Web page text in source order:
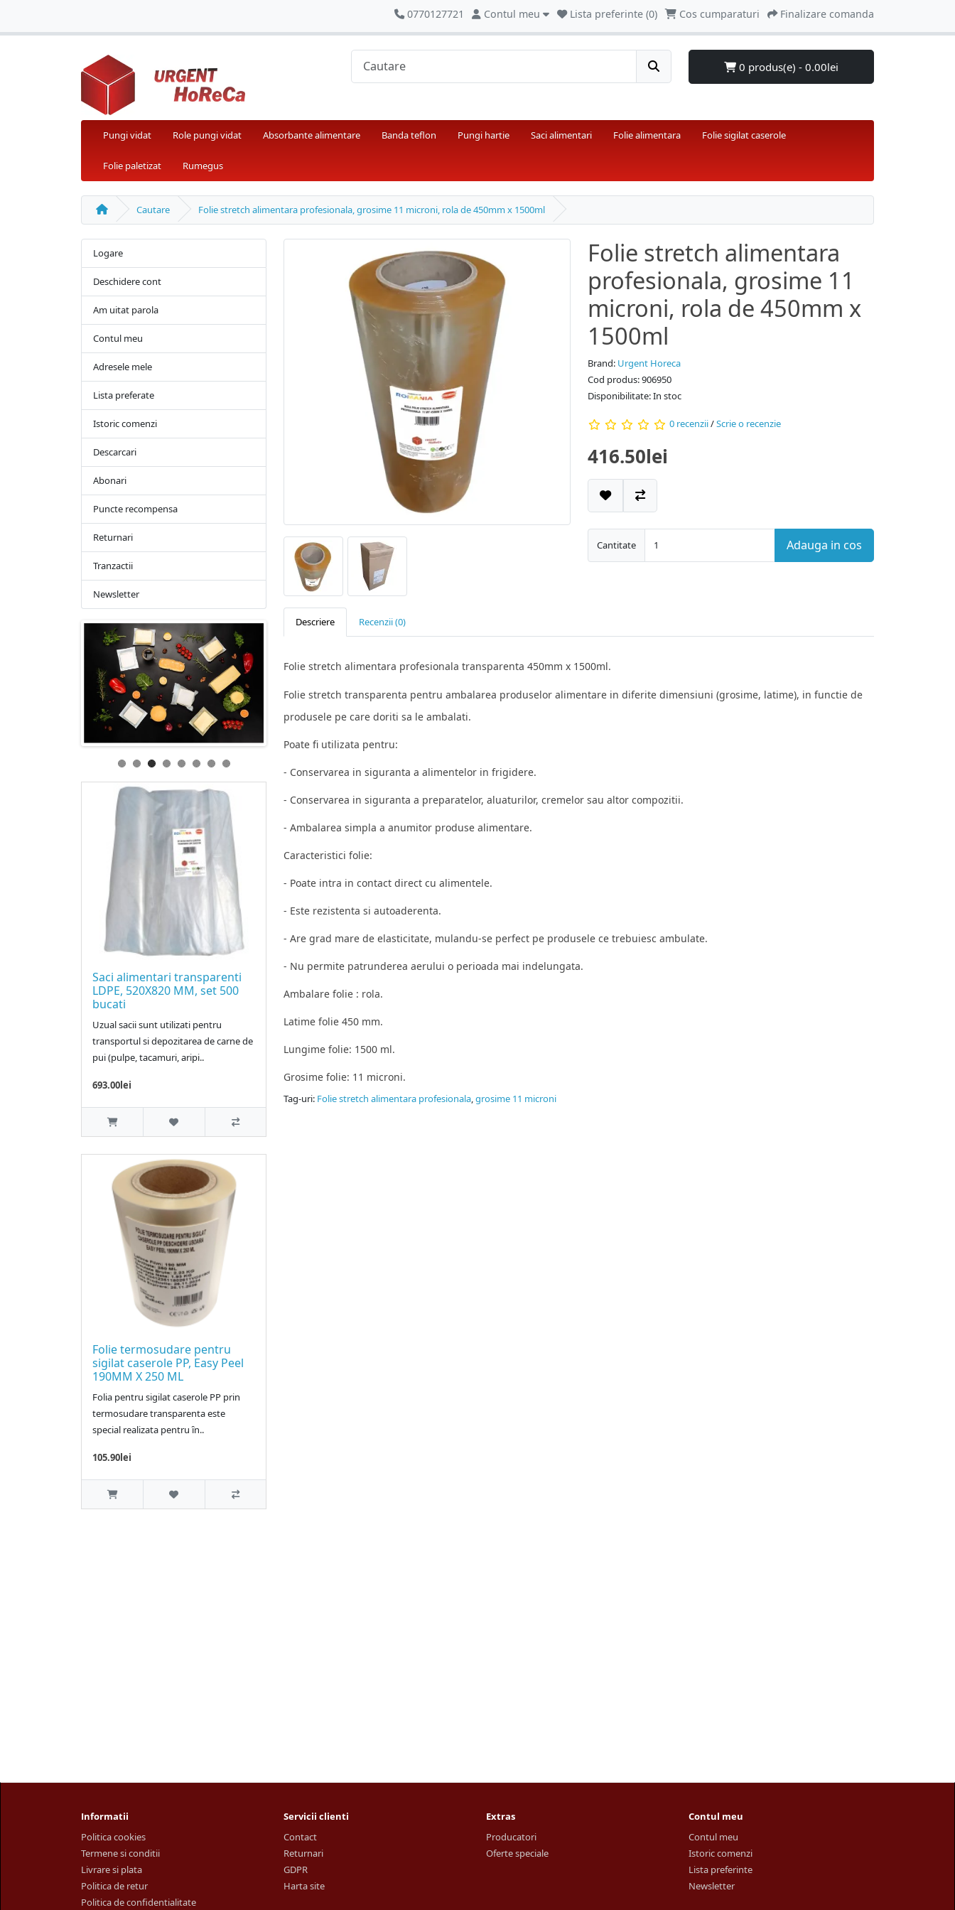
0770127721 Contul meu Lista preferinte (0) Cos cumparaturi Finalizare comanda
0 produs(e) - 0.00lei
Pungi vidat Role pungi vidat Absorbante alimentare Banda teflon Pungi hartie Saci alimentari Folie alimentara Folie sigilat caserole
Folie paletizat Rumegus
Cautare Folie stretch alimentara profesionala, grosime 11 microni, rola de 450mm x 1500ml
Logare
Deschidere cont
Am uitat parola
Contul meu
Adresele mele
Lista preferate
Istoric comenzi
Descarcari
Abonari
Puncte recompensa
Returnari
Tranzactii
Newsletter
Saci alimentari transparenti
LDPE, 520X820 MM, set 500
bucati
Uzual sacii sunt utilizati pentru
transportul si depozitarea de carne de
pui (pulpe, tacamuri, aripi..
693.00lei
Folie termosudare pentru
sigilat caserole PP, Easy Peel
190MM X 250 ML
Folia pentru sigilat caserole PP prin
termosudare transparenta este
special realizata pentru ȋn..
105.90lei
Folie stretch alimentara
profesionala, grosime 11
microni, rola de 450mm x
1500ml
Brand: Urgent Horeca
Cod produs: 906950
Disponibilitate: In stoc
0 recenzii/Scrie o recenzie
416.50lei
Cantitate Adauga in cos
Descriere Recenzii (0)
Folie stretch alimentara profesionala transparenta 450mm x 1500ml.
Folie stretch transparenta pentru ambalarea produselor alimentare in diferite dimensiuni (grosime, latime), in functie de
produsele pe care doriti sa le ambalati.
Poate fi utilizata pentru:
- Conservarea in siguranta a alimentelor in frigidere.
- Conservarea in siguranta a preparatelor, aluaturilor, cremelor sau altor compozitii.
- Ambalarea simpla a anumitor produse alimentare.
Caracteristici folie:
- Poate intra in contact direct cu alimentele.
- Este rezistenta si autoaderenta.
- Are grad mare de elasticitate, mulandu-se perfect pe produsele ce trebuiesc ambulate.
- Nu permite patrunderea aerului o perioada mai indelungata.
Ambalare folie : rola.
Latime folie 450 mm.
Lungime folie: 1500 ml.
Grosime folie: 11 microni.
Tag-uri: Folie stretch alimentara profesionala,grosime 11 microni
Informatii
Politica cookies
Termene si conditii
Livrare si plata
Politica de retur
Politica de confidentialitate
Servicii clienti
Contact
Returnari
GDPR
Harta site
Extras
Producatori
Oferte speciale
Contul meu
Contul meu
Istoric comenzi
Lista preferinte
Newsletter